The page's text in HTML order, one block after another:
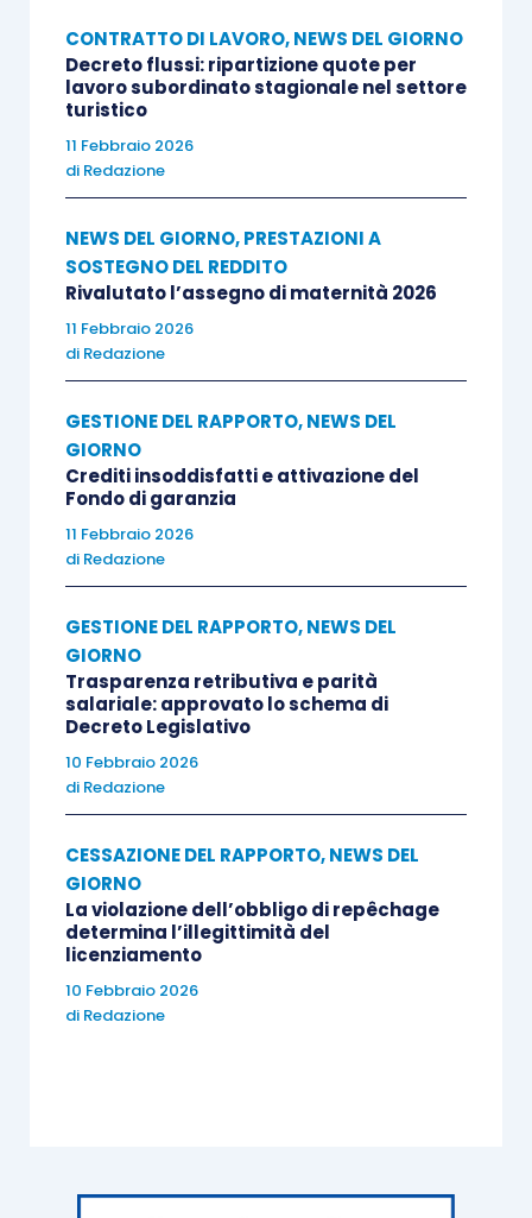
CONTRATTO DI LAVORO,NEWS DEL GIORNO
Decreto flussi: ripartizione quote per
lavoro subordinato stagionale nel settore
turistico
11 Febbraio 2026
di Redazione
NEWS DEL GIORNO,PRESTAZIONI A
SOSTEGNO DEL REDDITO
Rivalutato l’assegno di maternità 2026
11 Febbraio 2026
di Redazione
GESTIONE DEL RAPPORTO,NEWS DEL
GIORNO
Crediti insoddisfatti e attivazione del
Fondo di garanzia
11 Febbraio 2026
di Redazione
GESTIONE DEL RAPPORTO,NEWS DEL
GIORNO
Trasparenza retributiva e parità
salariale: approvato lo schema di
Decreto Legislativo
10 Febbraio 2026
di Redazione
CESSAZIONE DEL RAPPORTO,NEWS DEL
GIORNO
La violazione dell’obbligo di repêchage
determina l’illegittimità del
licenziamento
10 Febbraio 2026
di Redazione